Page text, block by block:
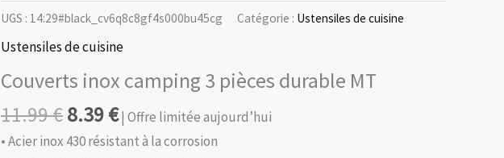
UGS : 14:29#black_cv6q8c8gf4s000bu45cg Catégorie : Ustensiles de cuisine
Ustensiles de cuisine
Couverts inox camping 3 pièces durable MT
11.99€8.39€| Offre limitée aujourd’hui
• Acier inox 430 résistant à la corrosion